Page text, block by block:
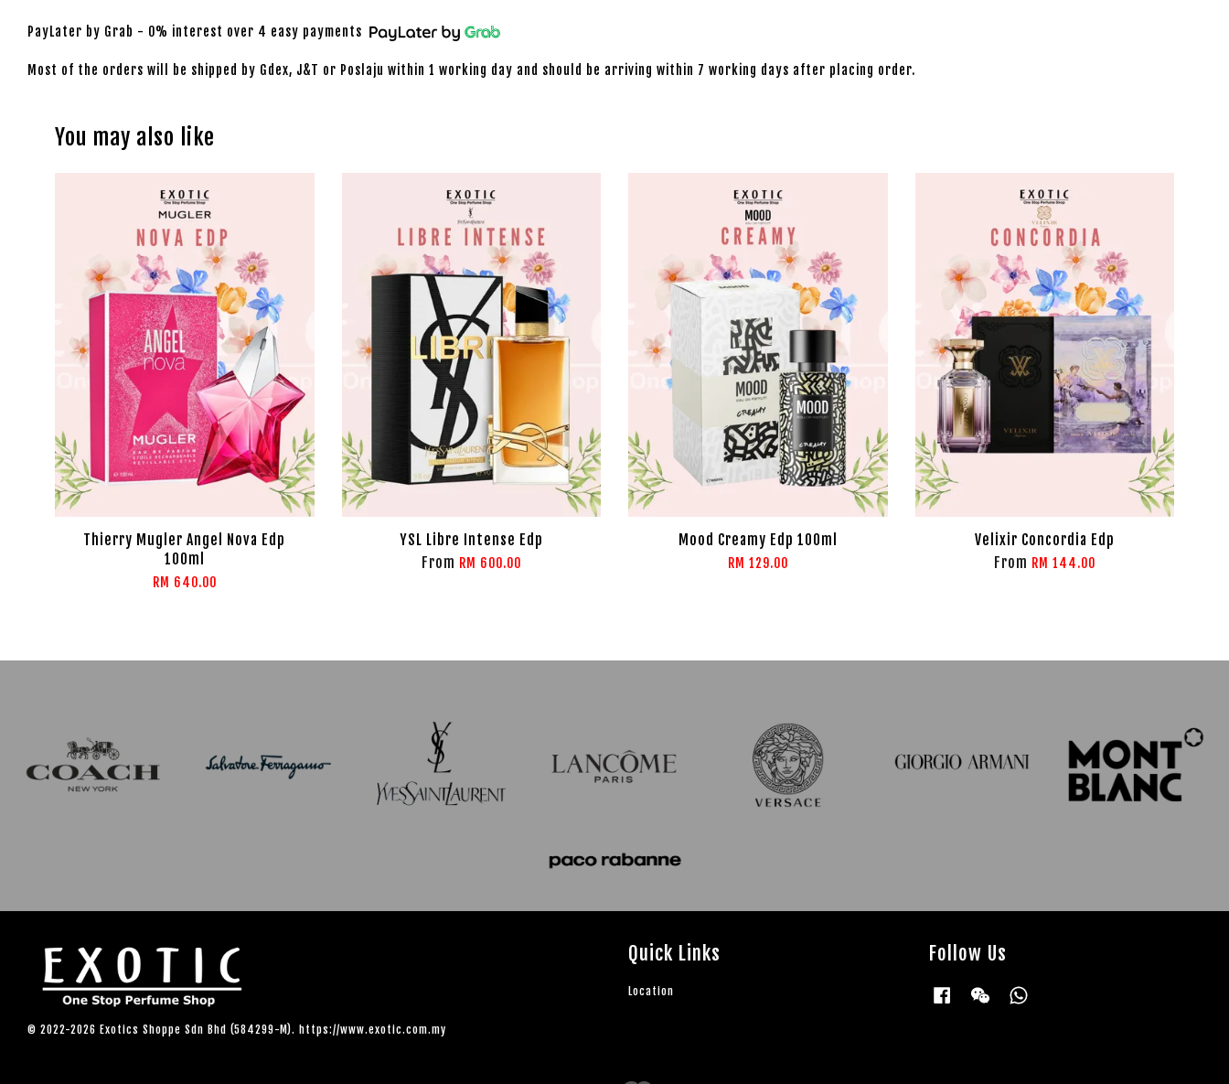
PayLater by Grab - 0% interest over 4 easy payments
Most of the orders will be shipped by Gdex, J&T or Poslaju within 1 working day and should be arriving within 7 working days after placing order.
You may also like
Thierry Mugler Angel Nova Edp
100ml
RM 640.00
YSL Libre Intense Edp
From RM 600.00
Mood Creamy Edp 100ml
RM 129.00
Velixir Concordia Edp
From RM 144.00
© 2022-2026 Exotics Shoppe Sdn Bhd (584299-M). https://www.exotic.com.my
Quick Links
Location
Follow Us
Facebook Wechat